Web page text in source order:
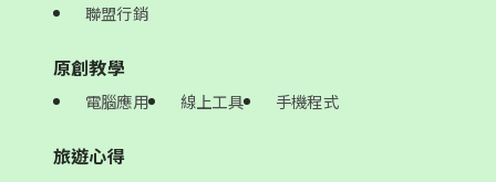
聯盟行銷
原創教學
電腦應用 線上工具 手機程式
旅遊心得